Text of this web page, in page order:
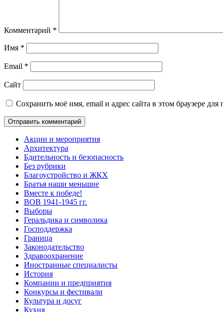
Комментарий *
Имя *
Email *
Сайт
Сохранить моё имя, email и адрес сайта в этом браузере
Акции и мероприятия
Архитектура
Бдительность и безопасность
Без рубрики
Благоустройство и ЖКХ
Братья наши меньшие
Вместе к победе!
ВОВ 1941-1945 гг.
Выборы
Геральдика и символика
Господдержка
Граница
Законодательство
Здравоохранение
Иностранные специалисты
История
Компании и предприятия
Конкурсы и фестивали
Культура и досуг
Кухня